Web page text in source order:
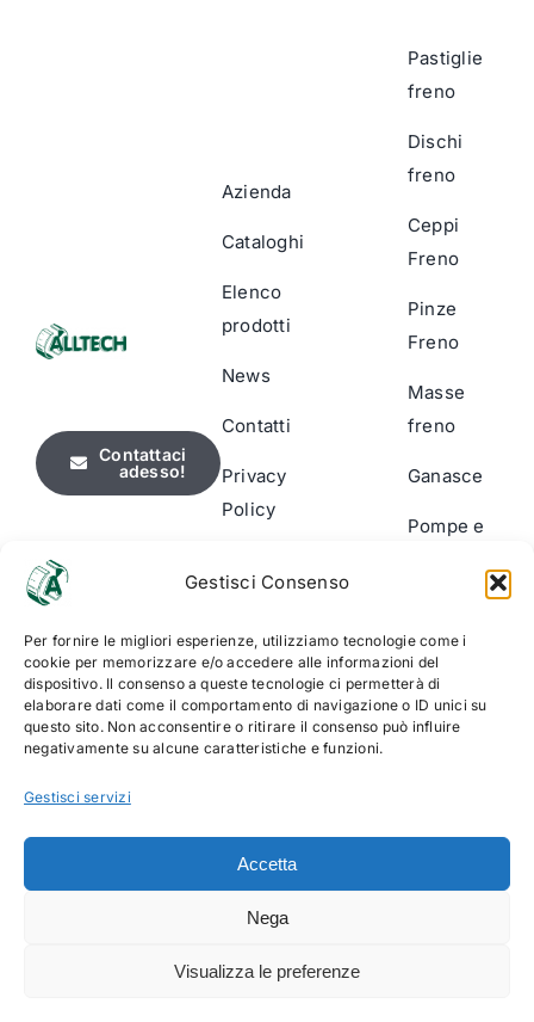
Gestisci Consenso
Per fornire le migliori esperienze, utilizziamo tecnologie come i
cookie per memorizzare e/o accedere alle informazioni del
dispositivo. Il consenso a queste tecnologie ci permetterà di
elaborare dati come il comportamento di navigazione o ID unici su
questo sito. Non acconsentire o ritirare il consenso può influire
negativamente su alcune caratteristiche e funzioni.
Gestisci servizi
Accetta
Nega
Visualizza le preferenze
Contattaci
adesso!
Azienda
Cataloghi
Elenco
prodotti
News
Contatti
Privacy
Policy
Policy
Pastiglie
freno
Dischi
freno
Ceppi
Freno
Pinze
Freno
Masse
freno
Ganasce
Pompe e
usura
Accessori
& Kit di
06499940010 | web solution:EFFETTI